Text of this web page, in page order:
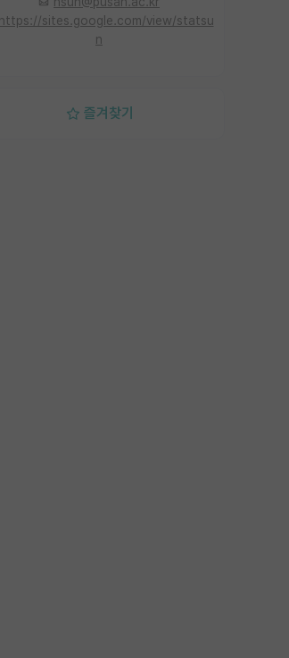
https://sites.google.com/view/statsu
n
즐겨찾기